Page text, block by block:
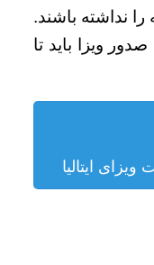
نداشته باشند.
ویزا باید تا
ایتالیا